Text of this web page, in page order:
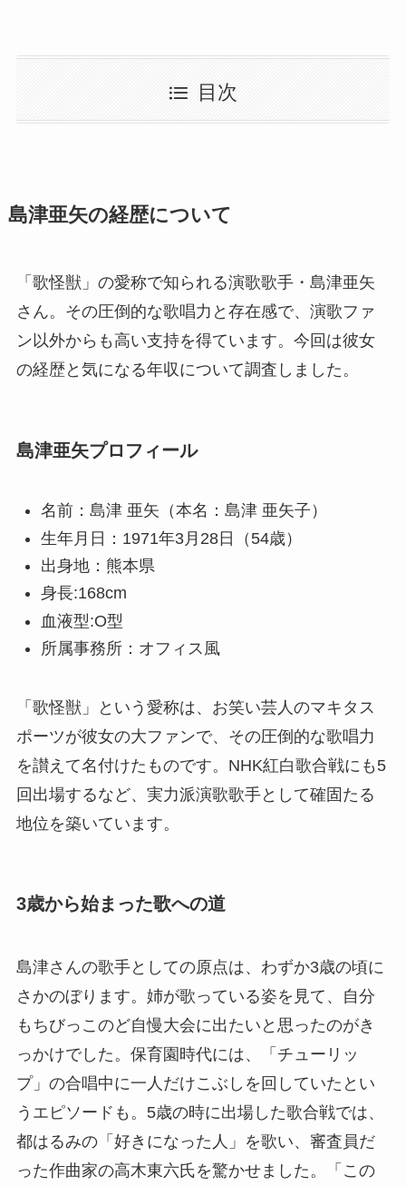
目次
島津亜矢の経歴について
「歌怪獣」の愛称で知られる演歌歌手・島津亜矢
さん。その圧倒的な歌唱力と存在感で、演歌ファ
ン以外からも高い支持を得ています。今回は彼女
の経歴と気になる年収について調査しました。
島津亜矢プロフィール
名前：島津 亜矢（本名：島津 亜矢子）
生年月日：1971年3月28日（54歳）
出身地：熊本県
身長:168cm
血液型:O型
所属事務所：オフィス風
「歌怪獣」という愛称は、お笑い芸人のマキタス
ポーツが彼女の大ファンで、その圧倒的な歌唱力
を讃えて名付けたものです。NHK紅白歌合戦にも5
回出場するなど、実力派演歌歌手として確固たる
地位を築いています。
3歳から始まった歌への道
島津さんの歌手としての原点は、わずか3歳の頃に
さかのぼります。姉が歌っている姿を見て、自分
もちびっこのど自慢大会に出たいと思ったのがき
っかけでした。保育園時代には、「チューリッ
プ」の合唱中に一人だけこぶしを回していたとい
うエピソードも。5歳の時に出場した歌合戦では、
都はるみの「好きになった人」を歌い、審査員だ
った作曲家の高木東六氏を驚かせました。「この